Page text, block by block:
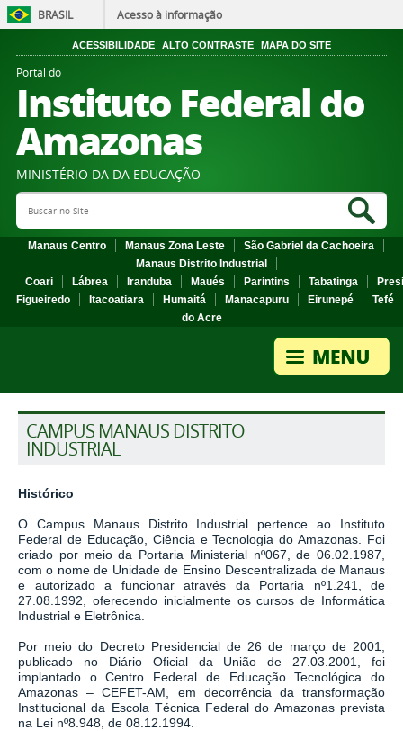
BRASIL Acesso à informação
ACESSIBILIDADE ALTO CONTRASTE MAPA DO SITE
Portal do
Instituto Federal do
Amazonas
MINISTÉRIO DA DA EDUCAÇÃO
Search Site
Manaus Centro Manaus Zona Leste
São Gabriel da Cachoeira
Manaus Distrito Industrial
Coari
Lábrea Iranduba Maués Parintins Tabatinga
Figueiredo
Itacoatiara Humaitá Manacapuru Eirunepé
Tefé
do Acre
CAMPUS MANAUS DISTRITO
INDUSTRIAL
Histórico
O Campus Manaus Distrito Industrial pertence ao Instituto
Federal de Educação, Ciência e Tecnologia do Amazonas. Foi
criado por meio da Portaria Ministerial nº067, de 06.02.1987,
com o nome de Unidade de Ensino Descentralizada de Manaus
e autorizado a funcionar através da Portaria nº1.241, de
27.08.1992, oferecendo inicialmente os cursos de Informática
Industrial e Eletrônica.
Por meio do Decreto Presidencial de 26 de março de 2001,
publicado no Diário Oficial da União de 27.03.2001, foi
implantado o Centro Federal de Educação Tecnológica do
Amazonas – CEFET-AM, em decorrência da transformação
Institucional da Escola Técnica Federal do Amazonas prevista
na Lei nº8.948, de 08.12.1994.